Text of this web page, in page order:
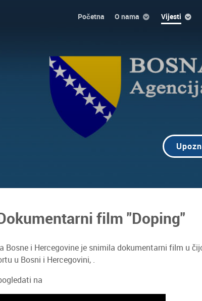
Početna O nama Vijesti
film "Doping"
Bosne i Hercegovine je snimila dokumentarni film u
u Bosni i Hercegovini, .
na